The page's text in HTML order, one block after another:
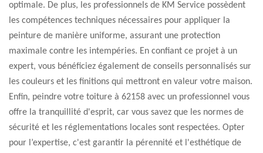
optimale. De plus, les professionnels de KM Service possèdent
les compétences techniques nécessaires pour appliquer la
peinture de manière uniforme, assurant une protection
maximale contre les intempéries. En confiant ce projet à un
expert, vous bénéficiez également de conseils personnalisés sur
les couleurs et les finitions qui mettront en valeur votre maison.
Enfin, peindre votre toiture à 62158 avec un professionnel vous
offre la tranquillité d'esprit, car vous savez que les normes de
sécurité et les réglementations locales sont respectées. Opter
pour l’expertise, c'est garantir la pérennité et l'esthétique de